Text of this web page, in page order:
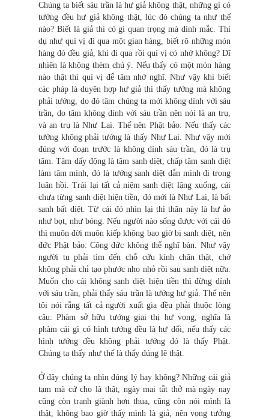
Chúng ta biết sáu trần là hư giả không thật, những gì có
tướng đều hư giả không thật, lúc đó chúng ta như thế
nào? Biết là giả thì có gì quan trọng mà dính mắc. Thí
dụ như quí vị đi qua một gian hàng, biết rõ những món
hàng đó đều giả, khi đi qua rồi quí vị có nhớ không? Dĩ
nhiên là không thèm chú ý. Nếu thấy có một món hàng
nào thật thì quí vị để tâm nhớ nghĩ. Như vậy khi biết
các pháp là duyên hợp hư giả thì thấy tướng mà không
phải tướng, do đó tâm chúng ta mới không dính với sáu
trần, do tâm không dính với sáu trần nên nói là an trụ,
và an trụ là Như Lai. Thế nên Phật bảo: Nếu thấy các
tướng không phải tướng là thấy Như Lai. Như vậy mới
đúng với đoạn trước là không dính sáu trần, đó là trụ
tâm. Tâm dấy động là tâm sanh diệt, chấp tâm sanh diệt
làm tâm mình, đó là tướng sanh diệt dẫn mình đi trong
luân hồi. Trái lại tất cả niệm sanh diệt lặng xuống, cái
chưa từng sanh diệt hiện tiền, đó mới là Như Lai, là bất
sanh bất diệt. Từ cái đó nhìn lại thì thân này là hư ảo
như bọt, như bóng. Nếu người nào sống được với cái đó
thì muôn đời muôn kiếp không bao giờ bị sanh diệt, nên
đức Phật bảo: Công đức không thể nghĩ bàn. Như vậy
người tu phải tìm đến chỗ cứu kính chân thật, chớ
không phải chỉ tạo phước nho nhỏ rồi sau sanh diệt nữa.
Muốn cho cái không sanh diệt hiện tiền thì đừng dính
với sáu trần, phải thấy sáu trần là tướng hư giả. Thế nên
tôi nói rằng tất cả người xuất gia đều phải thuộc lòng
câu: Phàm sở hữu tướng giai thị hư vọng, nghĩa là
phàm cái gì có hình tướng đều là hư dối, nếu thấy các
hình tướng đều không phải tướng đó là thấy Phật.
Chúng ta thấy như thế là thấy đúng lẽ thật.
Ở đây chúng ta nhìn đúng lý hay không? Những cái giả
tạm mà cứ cho là thật, ngày mai tắt thở mà ngày nay
cũng còn tranh giành hơn thua, cũng còn nói mình là
thật, không bao giờ thấy mình là giả, nên vọng tưởng